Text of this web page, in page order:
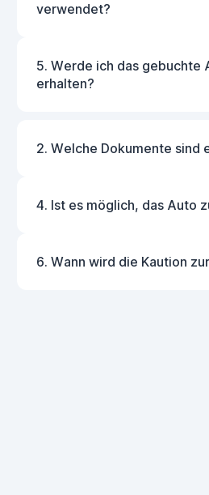
verwendet?
5. Werde ich das gebuchte
erhalten?
2. Welche Dokumente sind
4. Ist es möglich, das Auto
6. Wann wird die Kaution